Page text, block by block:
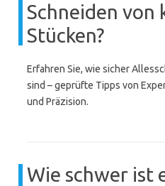
Schneiden von
Stücken?
Erfahren Sie, wie sicher
sind – geprüfte Tipps von
und Präzision.
Wie schwer ist